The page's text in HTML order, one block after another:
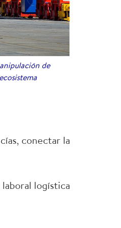
de
conectar la
logística